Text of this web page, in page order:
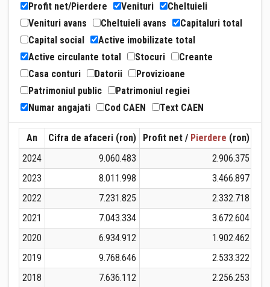
Profit net/Pierdere
Venituri
Cheltuieli
Venituri avans
Cheltuieli avans
Capitaluri total
Capital social
Active imobilizate total
Active circulante total
Stocuri
Creante
Casa conturi
Datorii
Provizioane
Patrimoniul public
Patrimoniul regiei
Numar angajati
Cod CAEN Text CAEN
An Cifra de afaceri (ron) Profit net / Pierdere (ron)
2024
9.060.483
2.906.375
2023
8.011.998
3.466.897
2022
7.231.825
2.332.718
2021
7.043.334 3.672.604
2020
6.934.912
1.902.462
2019
9.768.646
2.533.322
2018
7.636.112
2.256.253